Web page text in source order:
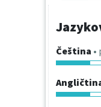
Čeština •